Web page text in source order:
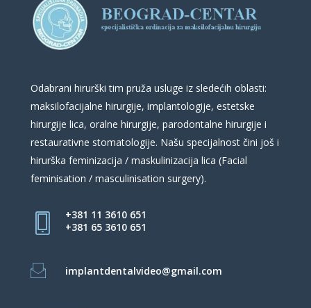
Odabrani hirurški tim pruža usluge iz sledećih oblasti:
maksilofacijalne hirurgije, implantologije, estetske
hirurgije lica, oralne hirurgije, parodontalne hirurgije i
restaurativne stomatologije. Našu specijalnost čini još i
hirurška feminizacija / maskulinizacija lica (Facial
feminisation / masculinisation surgery).
+381 11 3610 651
+381 65 3610 651
implantdentalvideo@gmail.com